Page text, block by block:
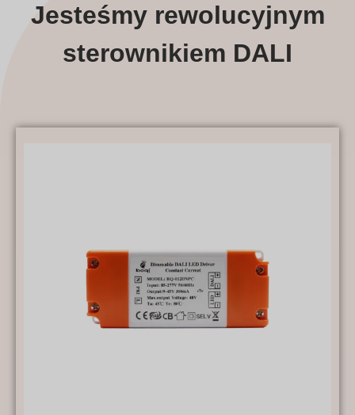
Jesteśmy rewolucyjnym
sterownikiem DALI